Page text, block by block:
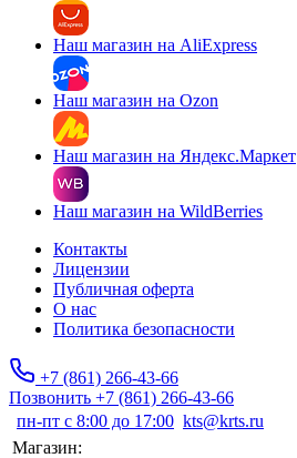
Наш магазин на AliExpress
Наш магазин на Ozon
Наш магазин на Яндекс.Маркет
Наш магазин на WildBerries
Контакты
Лицензии
Публичная оферта
О нас
Политика безопасности
+7 (861) 266-43-66
Позвонить +7 (861) 266-43-66
пн-пт с 8:00 до 17:00 kts@krts.ru
Магазин: